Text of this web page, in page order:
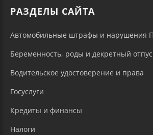
РАЗДЕЛЫ САЙТА
Автомобильные штрафы и нарушения
Беременность, роды и декретный
Водительское удостоверение и права
Госуслуги
Кредиты и финансы
Налоги